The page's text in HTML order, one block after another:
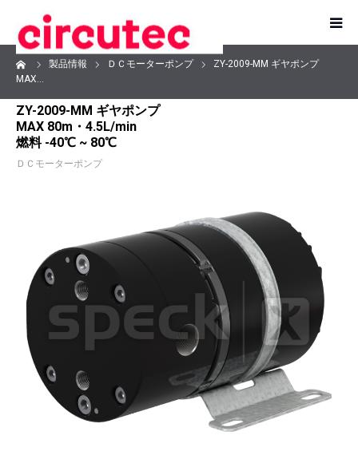
製品情報 ＤＣモーターポンプ
ZY-2009-MM ギヤポンプ
MAX…
ZY-2009-MM ギヤポンプ
MAX 80m・4.5L/min
燃料 -40℃ ~ 80℃
ＤＣモーターポンプ
TOP
製品紹介
スペック社の製品特徴
実績用途一覧
コラム
会社概要
採用情報